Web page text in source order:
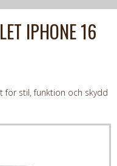
IPHONE 16
för stil, funktion och skydd